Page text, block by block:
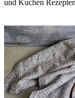
und Kuchen